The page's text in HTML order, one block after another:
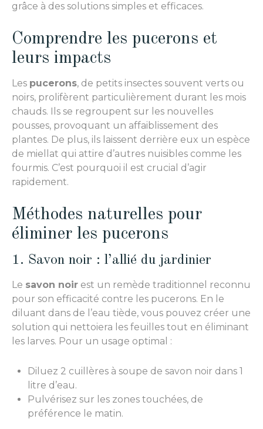
grâce à des solutions simples et efficaces.
Comprendre les pucerons et
leurs impacts
Les pucerons, de petits insectes souvent verts ou
noirs, prolifèrent particulièrement durant les mois
chauds. Ils se regroupent sur les nouvelles
pousses, provoquant un affaiblissement des
plantes. De plus, ils laissent derrière eux un espèce
de miellat qui attire d’autres nuisibles comme les
fourmis. C’est pourquoi il est crucial d’agir
rapidement.
Méthodes naturelles pour
éliminer les pucerons
1. Savon noir : l’allié du jardinier
Le savon noir est un remède traditionnel reconnu
pour son efficacité contre les pucerons. En le
diluant dans de l’eau tiède, vous pouvez créer une
solution qui nettoiera les feuilles tout en éliminant
les larves. Pour un usage optimal :
Diluez 2 cuillères à soupe de savon noir dans 1
litre d’eau.
Pulvérisez sur les zones touchées, de
préférence le matin.